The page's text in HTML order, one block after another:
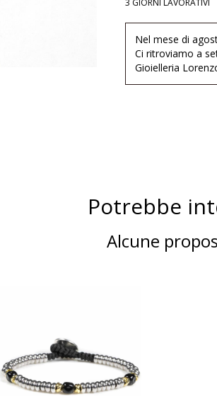
3 GIORNI LAVORATIVI
Nel mese di
Ci ritroviamo a
Gioielleria
Potrebbe
Alcune